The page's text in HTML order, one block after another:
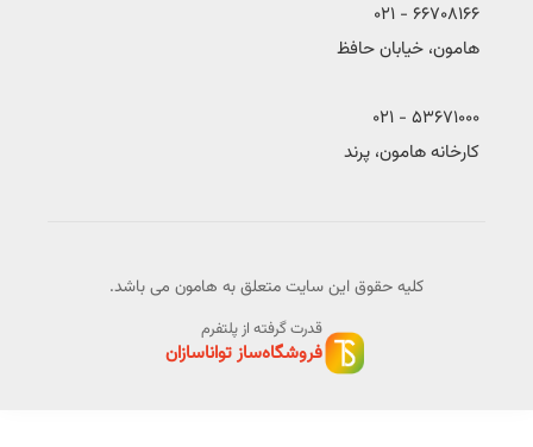
66708166 - 021
هامون، خیابان حافظ
53671000 - 021
کارخانه هامون، پرند
کلیه حقوق این سایت متعلق به هامون می باشد.
قدرت گرفته از پلتفرم
فروشگاه‌ساز تواناسازان